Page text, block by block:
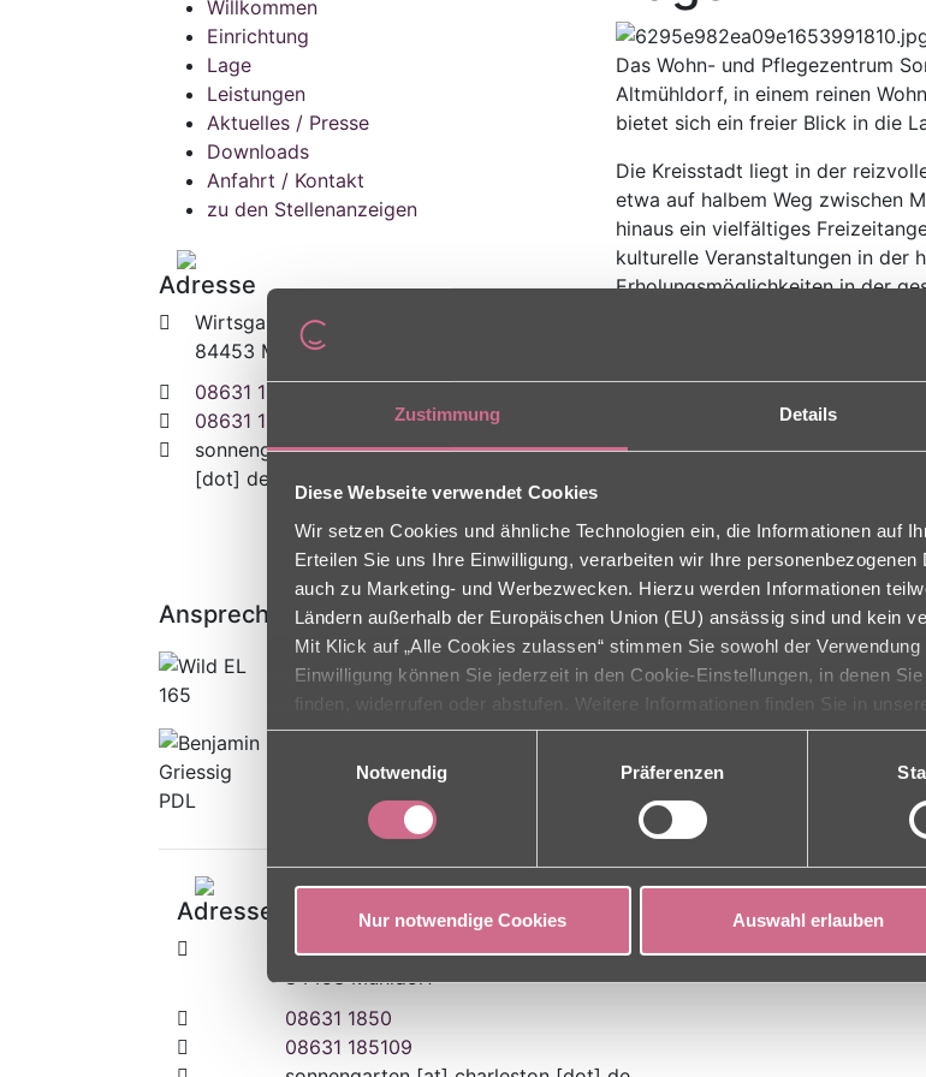
Zustimmung Details
Diese Webseite verwendet Cookies
Wir setzen Cookies und ähnliche Technologien ein, die Informationen auf
Erteilen Sie uns Ihre Einwilligung, verarbeiten wir Ihre
auch zu Marketing- und Werbezwecken. Hierzu werden Informationen
Ländern außerhalb der Europäischen Union (EU) ansässig sind und kein
Mit Klick auf „Alle Cookies zulassen“ stimmen Sie sowohl der
Einwilligung können Sie jederzeit in den Cookie-Einstellungen, in denen
finden, widerrufen oder abstufen. Weitere Informationen finden Sie in
Notwendig
Präferenzen
Nur notwendige Cookies Auswahl erlauben
Willkommen
Einrichtung
Lage
Leistungen
Aktuelles / Presse
Downloads
Anfahrt / Kontakt
zu den Stellenanzeigen
Adresse
Wirtsgasse 41
84453 Mühldorf
08631 1850
08631 185109
sonnengarten[at]charleston
[dot] de
Ansprechpartner
Einrichtungsleitung
Ann-Kathrin Wild
Benjamin Grießig
Das Wohn- und Pflegezentrum
Altmühldorf, in einem reinen
bietet sich ein freier Blick in die
Die Kreisstadt liegt in der
etwa auf halbem Weg zwischen
hinaus ein vielfältiges
kulturelle Veranstaltungen in der
Erholungsmöglichkeiten in der
Adresse
Wirtsgasse 41
84453 Mühldorf
08631 1850
08631 185109